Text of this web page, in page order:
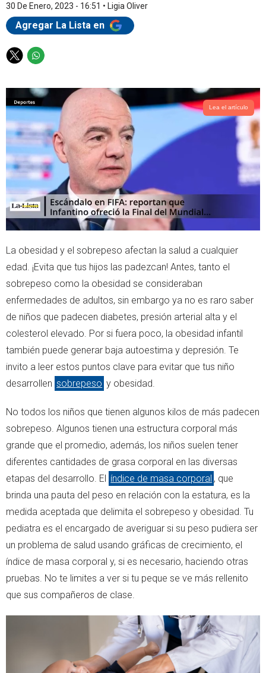
30 De Enero, 2023 - 16:51 • Ligia Oliver
Agregar La Lista en
T
i
t
t
e
r
W
a
t
s
a
p
p
Lea el artículo
La obesidad y el sobrepeso afectan la salud a cualquier
edad. ¡Evita que tus hijos las padezcan! Antes, tanto el
sobrepeso como la obesidad se consideraban
enfermedades de adultos, sin embargo ya no es raro saber
de niños que padecen diabetes, presión arterial alta y el
colesterol elevado. Por si fuera poco, la obesidad infantil
también puede generar baja autoestima y depresión. Te
invito a leer estos puntos clave para evitar que tus niño
desarrollen sobrepeso y obesidad.
No todos los niños que tienen algunos kilos de más padecen
sobrepeso. Algunos tienen una estructura corporal más
grande que el promedio, además, los niños suelen tener
diferentes cantidades de grasa corporal en las diversas
etapas del desarrollo. El
índice de masa corporal , que
brinda una pauta del peso en relación con la estatura, es la
medida aceptada que delimita el sobrepeso y obesidad. Tu
pediatra es el encargado de averiguar si su peso pudiera ser
un problema de salud usando gráficas de crecimiento, el
índice de masa corporal y, si es necesario, haciendo otras
pruebas. No te limites a ver si tu peque se ve más rellenito
que sus compañeros de clase.